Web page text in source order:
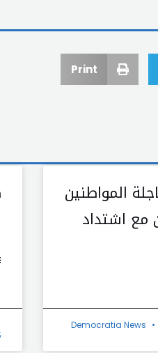
Print
المواطنين
مع اشتداد
Democratia News